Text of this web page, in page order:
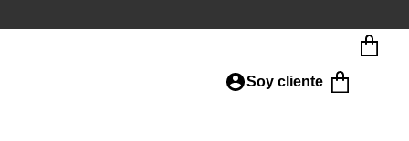
Soy cliente